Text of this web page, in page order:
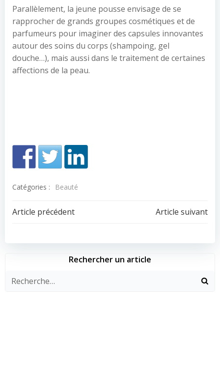
Parallèlement, la jeune pousse envisage de se
rapprocher de grands groupes cosmétiques et de
parfumeurs pour imaginer des capsules innovantes
autour des soins du corps (shampoing, gel
douche…), mais aussi dans le traitement de certaines
affections de la peau.
Catégories : Beauté
Navigation
de
l’article
Article précédent
Navigation
de
l’article
Article suivant
Rechercher un article